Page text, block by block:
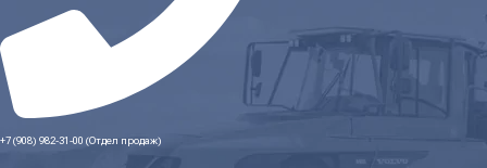
+7 (908) 982-31-00 (Отдел продаж)